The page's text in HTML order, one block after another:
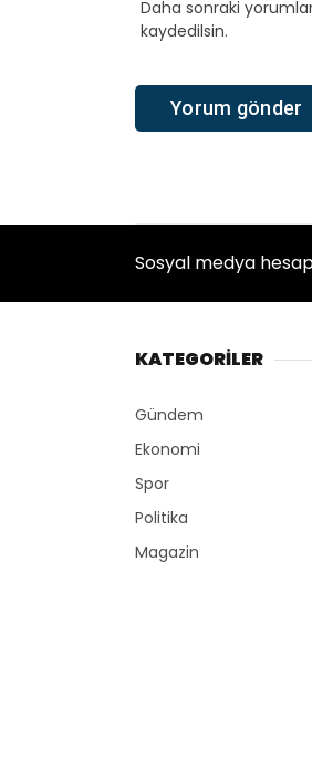
Daha sonraki
kaydedilsin.
Sosyal medya
KATEGORİLER
Gündem
Ekonomi
Spor
Politika
Magazin